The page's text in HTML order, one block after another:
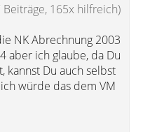
Beiträge, 165x hilfreich)
NK Abrechnung 2003
aber ich glaube, da Du
kannst Du auch selbst
würde das dem VM